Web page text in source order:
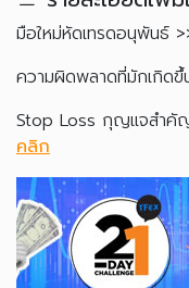
มือใหม่หัดเทรดอนุพันธ์
ความผิดพลาดที่มักเกิด
Stop Loss กุญแจสำคัญ
คลิก